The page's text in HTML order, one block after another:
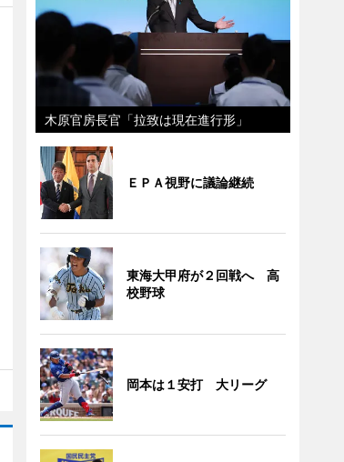
木原官房長官「拉致は現在進行形」
ＥＰＡ視野に議論継続
東海大甲府が２回戦へ 高
校野球
岡本は１安打 大リーグ